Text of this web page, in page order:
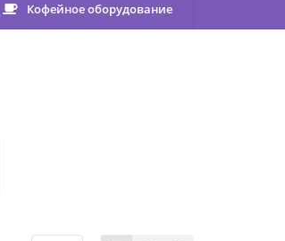
Кофейное оборудование